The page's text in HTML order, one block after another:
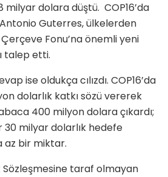
milyar dolara düştü. COP16’da
Guterres, ülkelerden
Fonu’na önemli yeni
talep etti.
ise oldukça cılızdı. COP16’da
dolarlık katkı sözü vererek
400 milyon dolara çıkardı;
30 milyar dolarlık hedefe
az bir miktar.
Sözleşmesine taraf olmayan